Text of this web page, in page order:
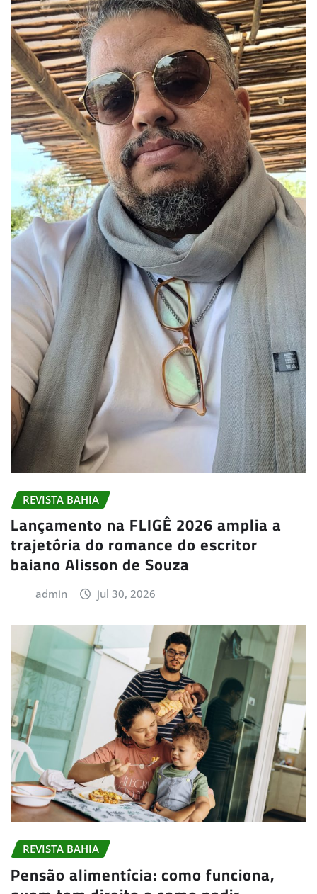
REVISTA BAHIA
Lançamento na FLIGÊ 2026 amplia a
trajetória do romance do escritor
baiano Alisson de Souza
admin jul 30, 2026
REVISTA BAHIA
Pensão alimentícia: como funciona,